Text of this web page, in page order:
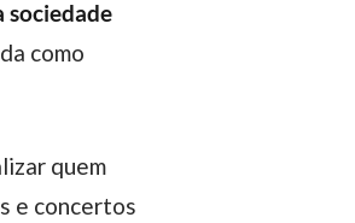
sociedade
como
e concertos